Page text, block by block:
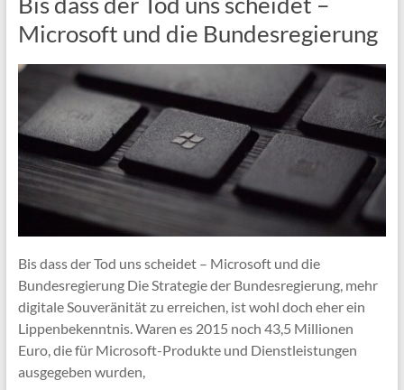
Microsoft und die Bundesregierung
Bis dass der Tod uns scheidet – Microsoft und die
Bundesregierung Die Strategie der Bundesregierung, mehr
digitale Souveränität zu erreichen, ist wohl doch eher ein
Lippenbekenntnis. Waren es 2015 noch 43,5 Millionen
Euro, die für Microsoft-Produkte und Dienstleistungen
ausgegeben wurden,